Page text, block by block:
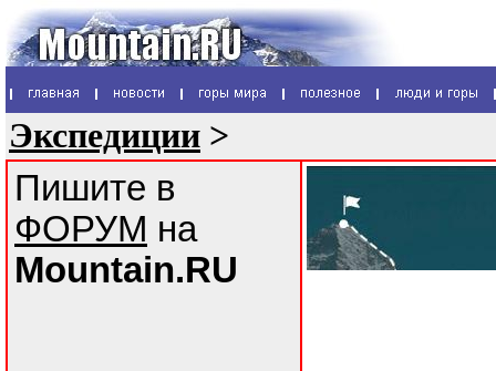
Экспедиции >
Пишите в
ФОРУМ на
Mountain.RU